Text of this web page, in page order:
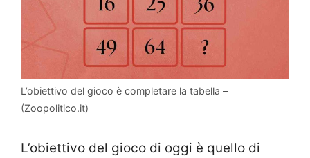
L’obiettivo del gioco è completare la tabella –
(Zoopolitico.it)
L’obiettivo del gioco di oggi è quello di